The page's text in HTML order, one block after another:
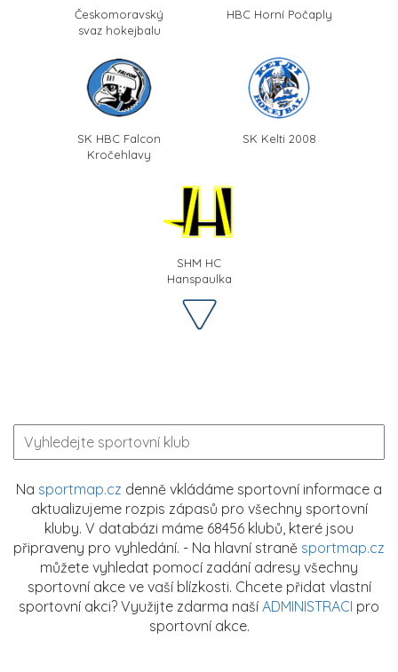
Českomoravský
svaz hokejbalu
HBC Horní Počaply
SK HBC Falcon
Kročehlavy
SK Kelti 2008
SHM HC
Hanspaulka
Na sportmap.cz denně vkládáme sportovní informace a
aktualizujeme rozpis zápasů pro všechny sportovní
kluby. V databázi máme 68456 klubů, které jsou
připraveny pro vyhledání. - Na hlavní straně sportmap.cz
můžete vyhledat pomocí zadání adresy všechny
sportovní akce ve vaší blízkosti. Chcete přidat vlastní
sportovní akci? Využijte zdarma naší ADMINISTRACI pro
sportovní akce.